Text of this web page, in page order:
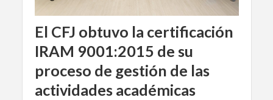
El CFJ obtuvo la certificación
IRAM 9001:2015 de su
proceso de gestión de las
actividades académicas